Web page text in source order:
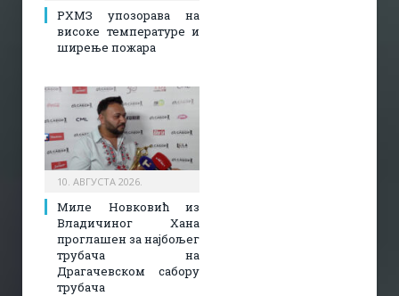
РХМЗ упозорава на
високе температуре и
ширење пожара
10. АВГУСТА 2026.
Миле Новковић из
Владичиног Хана
проглашен за најбољег
трубача на
Драгачевском сабору
трубача